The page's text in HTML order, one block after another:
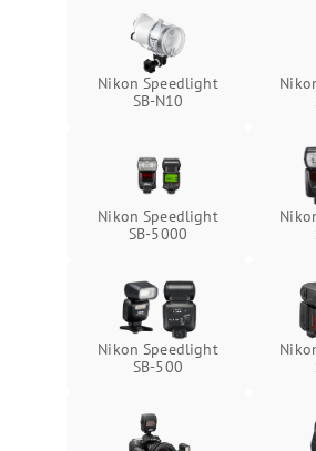
Nikon Speedlight
SB-N10
Nikon Speedlight
SB-5000
Nikon Speedlight
SB-500